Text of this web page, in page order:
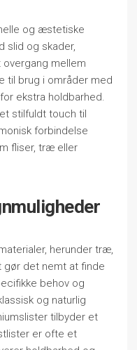
og æstetiske
slid og skader,
mellem
til brug i områder med
ekstra holdbarhed.
stilfuldt touch til
forbindelse
fliser, træ eller
herunder træ,
gør det nemt at finde
behov og
og naturlig
tilbyder et
er ofte et